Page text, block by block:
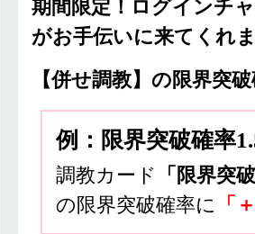
期間限定！ログインチ
がお手伝いに来てくれ
【併せ調教】の限界突
例：限界突破確率
調教カード
「限界突
の限界突破確率に
「